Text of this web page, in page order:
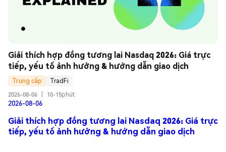
Giải thích hợp đồng tương lai Nasdaq 2026: Giá trực
tiếp, yếu tố ảnh hưởng & hướng dẫn giao dịch
Trung cấp
TradFi
2026-08-06
10-15phút
2026-08-06
Giải thích hợp đồng tương lai Nasdaq 2026: Giá trực
tiếp, yếu tố ảnh hưởng & hướng dẫn giao dịch